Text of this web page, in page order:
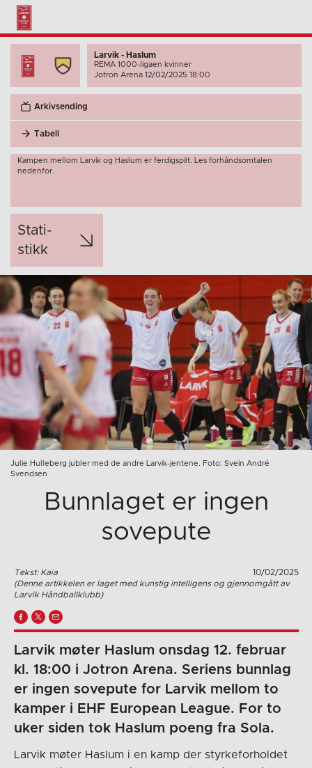
Larvik - Haslum
REMA 1000-ligaen kvinner
Jotron Arena 12/02/2025 18:00
Arkivsending
Tabell
Kampen mellom Larvik og Haslum er ferdigspilt. Les forhåndsomtalen
nedenfor.
Stati­
stikk
Julie Hulleberg jubler med de andre Larvik-jentene. Foto: Svein André
Svendsen
Bunnlaget er ingen
sovepute
Tekst: Kaia
10/02/2025
(Denne artikkelen er laget med kunstig intelligens og gjennomgått av
Larvik Håndballklubb)
Larvik møter Haslum onsdag 12. februar
kl. 18:00 i Jotron Arena. Seriens bunnlag
er ingen sovepute for Larvik mellom to
kamper i EHF European League. For to
uker siden tok Haslum poeng fra Sola.
Larvik møter Haslum i en kamp der styrkeforholdet